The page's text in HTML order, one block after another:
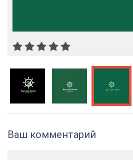
Ваш комментарий